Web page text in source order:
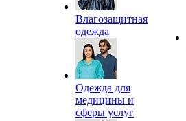
Влагозащитная
одежда
Одежда для
медицины и
сферы услуг